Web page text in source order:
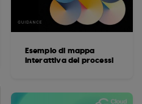
Esempio di mappa
interattiva dei processi